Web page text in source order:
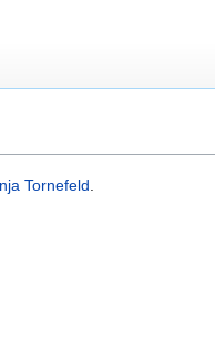
Tornefeld.